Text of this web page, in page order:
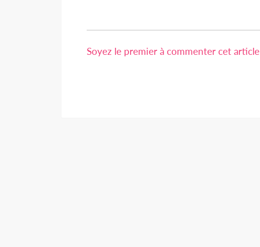
Soyez le premier à commenter cet article